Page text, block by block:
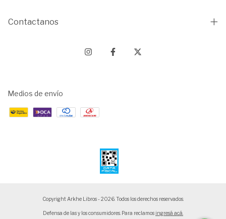
Contactanos
Medios de envío
Copyright Arkhe Libros - 2026. Todos los derechos reservados.
Defensa de las y los consumidores. Para reclamos ingresá acá.